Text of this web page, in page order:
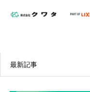
最新記事